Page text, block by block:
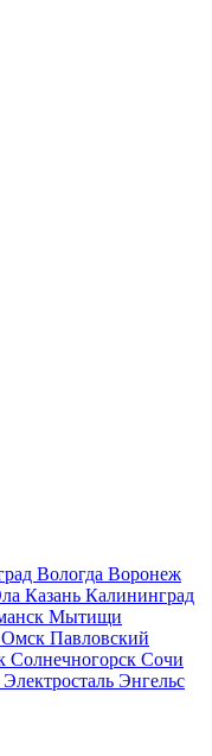
Вологда Воронеж
Казань Калининград
Мытищи
Омск Павловский
Солнечногорск Сочи
Электросталь Энгельс